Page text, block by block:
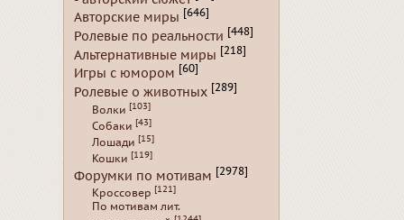
Авторские миры [646]
Ролевые по реальности [448]
Альтернативные миры [218]
Игры с юмором [60]
Ролевые о животных [289]
Волки [103]
Собаки [43]
Лошади [15]
Кошки [119]
Форумки по мотивам [2978]
Кроссовер [121]
По мотивам лит.